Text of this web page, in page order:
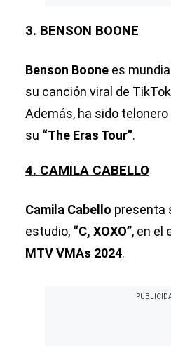
3. BENSON BOONE
Benson Boone es
su canción viral de TikTok
Además, ha sido telonero
su “The Eras Tour”.
4. CAMILA CABELLO
Camila Cabello presenta
estudio, “C, XOXO”, en el
MTV VMAs 2024.